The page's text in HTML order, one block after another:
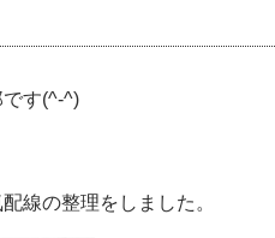
す(^-^)
線の整理をしました。